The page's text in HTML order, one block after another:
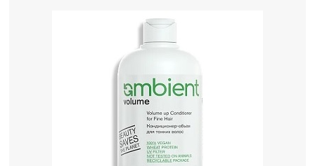
Одноразовая продукция
Уход за кожей